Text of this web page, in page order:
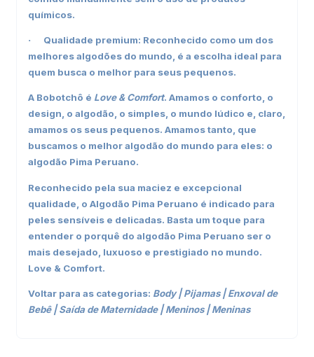
químicos.
·
Qualidade premium: Reconhecido como um dos
melhores algodões do mundo, é a escolha ideal para
quem busca o melhor para seus pequenos.
A Bobotchô é Love & Comfort. Amamos o conforto, o
design, o algodão, o simples, o mundo lúdico e, claro,
amamos os seus pequenos. Amamos tanto, que
buscamos o melhor algodão do mundo para eles: o
algodão Pima Peruano.
Reconhecido pela sua maciez e excepcional
qualidade, o Algodão Pima Peruano é indicado para
peles sensíveis e delicadas. Basta um toque para
entender o porquê do algodão Pima Peruano ser o
mais desejado, luxuoso e prestigiado no mundo.
Love & Comfort.
Voltar para as categorias: Body|Pijamas |Enxoval de
Bebê|Saída de Maternidade|Meninos |Meninas